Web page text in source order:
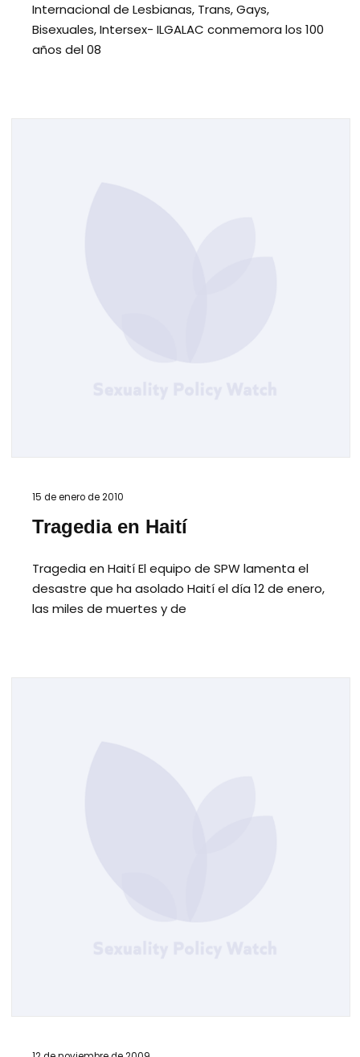
Internacional de Lesbianas, Trans, Gays,
Bisexuales, Intersex- ILGALAC conmemora los 100
años del 08
15 de enero de 2010
Tragedia en Haití
Tragedia en Haití El equipo de SPW lamenta el
desastre que ha asolado Haití el día 12 de enero,
las miles de muertes y de